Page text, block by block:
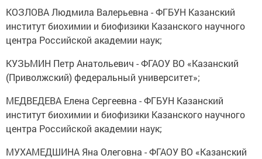
КОЗЛОВА Людмила Валерьевна - ФГБУН Казанский
институт биохимии и биофизики Казанского научного
центра Российской академии наук;
КУЗЬМИН Петр Анатольевич - ФГАОУ ВО «Казанский
(Приволжский) федеральный университет»;
МЕДВЕДЕВА Елена Сергеевна - ФГБУН Казанский
институт биохимии и биофизики Казанского научного
центра Российской академии наук;
МУХАМЕДШИНА Яна Олеговна - ФГАОУ ВО «Казанский